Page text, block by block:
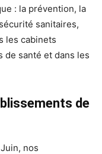
: la prévention, la
sanitaires,
les cabinets
de santé et dans les
de
nos